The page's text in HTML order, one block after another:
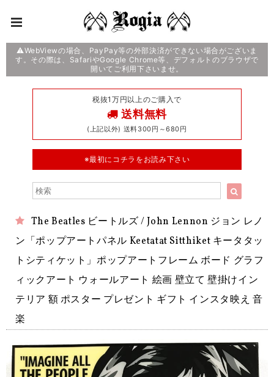
⚠️WebViewの場合、PayPay等の外部決済ができない場合がございま
す。その際は、SafariやGoogle Chrome等、デフォルトのブラウザで
開いてご利用下さいませ。
税抜1万円以上のご購入で
送料無料
(上記以外) 送料300円～680円
※最初にコチラをお読み下さい
The Beatles ビートルズ / John Lennon ジョン レノ
ン「ポップアートパネル Keetatat Sitthiket キータタッ
トシティケット」ポップアートフレーム ボード グラフ
ィックアート ウォールアート 絵画 壁立て 壁掛けイン
テリア 額 ポスター プレゼント ギフト インスタ映え 音
楽